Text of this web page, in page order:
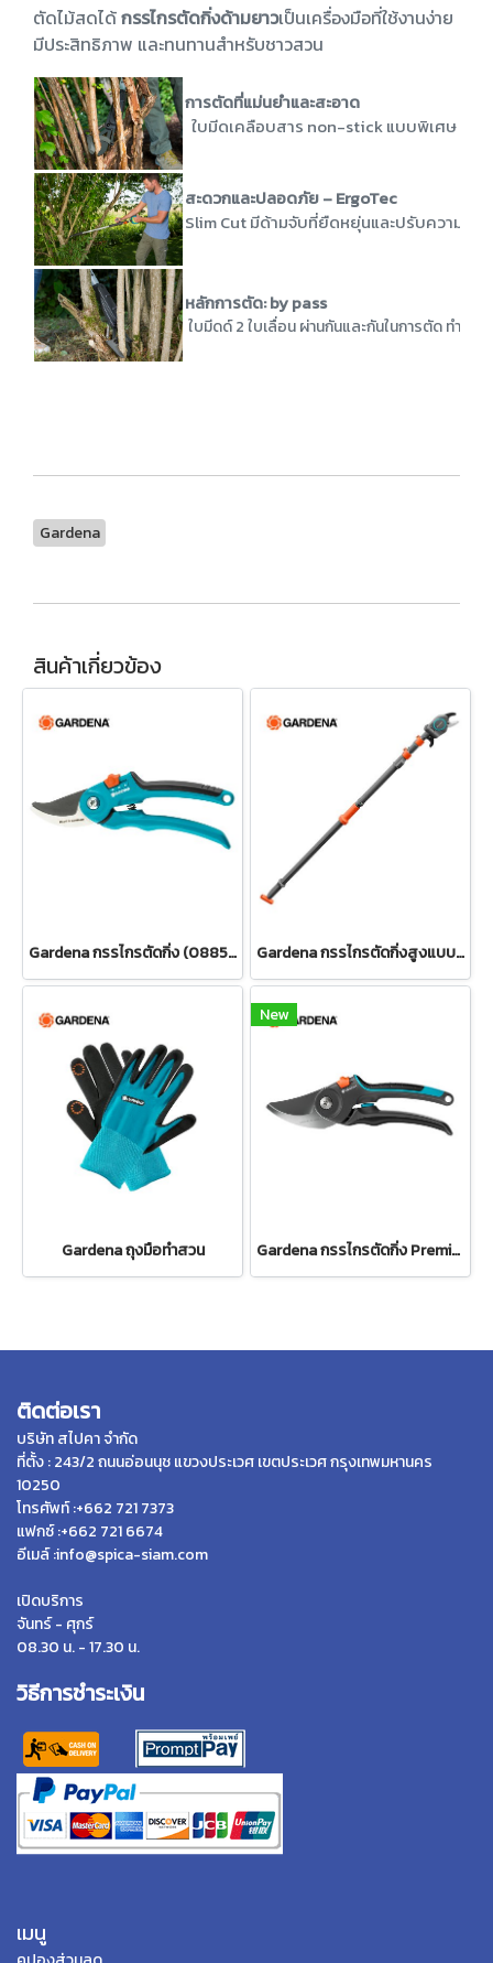
ตัดไม้สดได้กรรไกรตัดกิ่งด้ามยาวเป็นเครื่องมือที่ใช้งานง่าย
มีประสิทธิภาพ และทนทานสำหรับชาวสวน
การตัดที่แม่นยำและสะอาด
ใบมีดเคลือบสาร non-stick แบบพิเศษ รูปท
สะดวกและปลอดภัย – ErgoTec
Slim Cut มีด้ามจับที่ยืดหยุ่นและปรับความสูง
หลักการตัด: by pass
ใบมีดด์ 2 ใบเลื่อน ผ่านกันและกันในการตัด ทำใ
Gardena
สินค้าเกี่ยวข้อง
Gardena กรรไกรตัดกิ่ง (08853-34) Gardena กรรไกรตัดกิ่งสูงแบบดึง ปรับความยาวได้ 400 ซม. (12081-20)
Gardena ถุงมือทำสวน
New
Gardena กรรไกรตัดกิ่ง PremiumCut Pro -สำหรับตัดกิ่งกว้างสูงสุด 24 มม. (12251-20)
ติดต่อเรา
บริษัท สไปคา จำกัด
ที่ตั้ง : 243/2 ถนนอ่อนนุช แขวงประเวศ เขตประเวศ กรุงเทพมหานคร
10250
โทรศัพท์ :+662 721 7373
แฟกซ์ :+662 721 6674
อีเมล์ :info@spica-siam.com
เปิดบริการ
จันทร์ - ศุกร์
08.30 น. - 17.30 น.
วิธีการชำระเงิน
เมนู